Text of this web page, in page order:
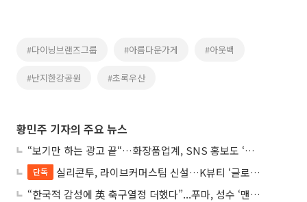
#다이닝브랜즈그룹 #아름다운가게 #아웃백
#난지한강공원 #초록우산
황민주 기자의 주요 뉴스
“보기만 하는 광고 끝“…화장품업계, SNS 홍보도 ‘참여형 콘텐츠’로 변모
단독
실리콘투, 라이브커머스팀 신설…K뷰티 ‘글로벌 판매망’ 확대 속도
“한국적 감성에 英 축구열정 더했다”...푸마, 성수 ‘맨시티 하우스’ 팝업